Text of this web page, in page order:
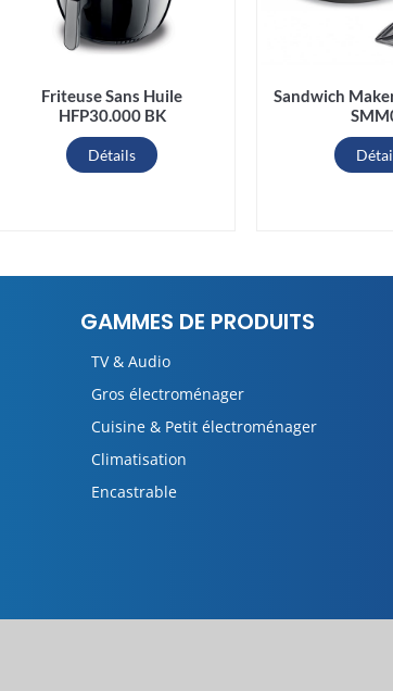
Friteuse Sans Huile
HFP30.000 BK
Détails
Sandwich
GAMMES DE PRODUITS
TV & Audio
Gros électroménager
Cuisine & Petit électroménager
Climatisation
Encastrable